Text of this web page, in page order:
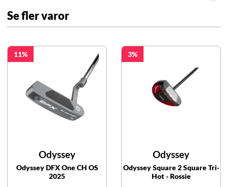
Se fler varor
11
Odyssey
Odyssey DFX One CH OS
2025
3
Odyssey
Odyssey Square 2 Square Tri-
Hot - Rossie